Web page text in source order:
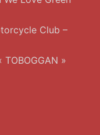
Club –
»